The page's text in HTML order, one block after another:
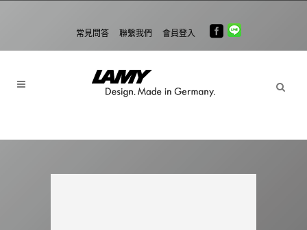
常見問答 聯繫我們 會員登入